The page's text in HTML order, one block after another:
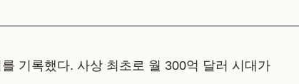
기록했다. 사상 최초로 월 300억 달러 시대가